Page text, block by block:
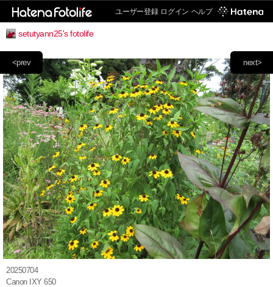
ユーザー登録 ログイン ヘルプ
setutyann25's fotolife
next>
<prev
20250704
Canon IXY 650